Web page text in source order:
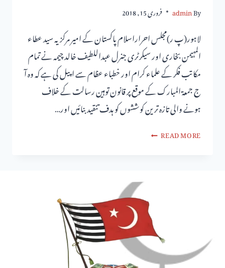
By
admin فروری 15, 2018
لاہور(پ ر)مجلس احراراسلام پاکستان کے امیر مرکزیہ سید عطاء
المہیمن بخاری اور سیکرٹری جنرل عبداللطیف خالد چیمہ نے تمام
مکاتب فکر کے علماء کرام اور خطباء عظام سے اپیل کی ہے کہ وہ آ
ج جمعۃ المبارک کے موقع پر قانون توہین رسالت کے خلاف
ہونے والی تازہ ترین کوششوں کو ہدف تنقید بنائیں اور…
READ MORE